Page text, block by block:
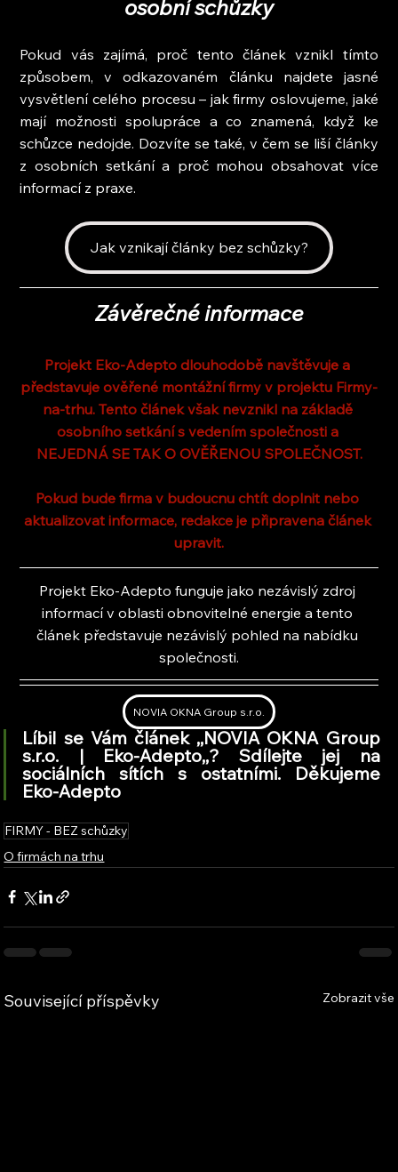
osobní schůzky
Pokud vás zajímá, proč tento článek vznikl tímto
způsobem, v odkazovaném článku najdete jasné
vysvětlení celého procesu – jak firmy oslovujeme, jaké
mají možnosti spolupráce a co znamená, když ke
schůzce nedojde. Dozvíte se také, v čem se liší články
z osobních setkání a proč mohou obsahovat více
informací z praxe.
Jak vznikají články bez schůzky?
Závěrečné informace
Projekt Eko-Adepto dlouhodobě navštěvuje a
představuje ověřené montážní firmy v projektu Firmy-
na-trhu. Tento článek však nevznikl na základě
osobního setkání s vedením společnosti a
NEJEDNÁ SE TAK O OVĚŘENOU SPOLEČNOST.
Pokud bude firma v budoucnu chtít doplnit nebo
aktualizovat informace, redakce je připravena článek
upravit.
Projekt Eko-Adepto funguje jako nezávislý zdroj
informací v oblasti obnovitelné energie a tento
článek představuje nezávislý pohled na nabídku
společnosti.
NOVIA OKNA Group s.r.o.
Líbil se Vám článek ,,NOVIA OKNA Group
s.r.o. | Eko-Adepto,,? Sdílejte jej na
sociálních sítích s ostatními. Děkujeme
Eko-Adepto
FIRMY - BEZ schůzky
O firmách na trhu
Související příspěvky Zobrazit vše